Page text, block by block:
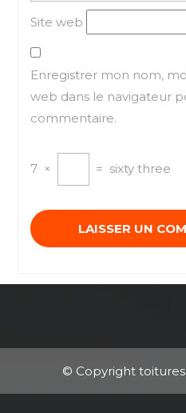
Site web
Enregistrer mon nom,
web dans le navigateur
commentaire.
7 × = sixty three
© Copyright